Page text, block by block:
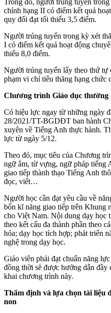
chính hạng II có điểm kết quả
quy đổi đạt tối thiểu 3,5 điểm.
Người trúng tuyển trong kỳ xét
I có điểm kết quả hoạt động
thiểu 8,0 điểm.
Người trúng tuyển lấy theo thứ tự
phạm vi chỉ tiêu thăng hạng chức
Chương trình Giáo dục thường
Có hiệu lực ngay từ những ngày
28/2021/TT-BGDĐT ban hành
xuyên về Tiếng Anh thực hành.
lực từ ngày 5/12.
Theo đó, mục tiêu của Chương
ngữ âm, từ vựng, ngữ pháp tiếng
giao tiếp thành thạo Tiếng Anh
đọc, viết…
Người học cần đạt yêu cầu về
bốn kĩ năng giao tiếp trên Khung
cho Việt Nam. Nội dung dạy học
theo kết cấu đa thành phần theo
hóa; dạy học tích hợp; phát triển
nghệ trong dạy học.
Giáo viên phải đạt chuẩn năng
đồng thời sẽ được hướng dẫn
khai chương trình này.
Thẩm định và lựa chọn tài liệu
non